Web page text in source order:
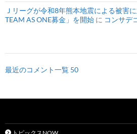
Ｊリーグが令和8年熊本地震による被害
TEAM AS ONE募金」を開始 に コンサデ
最近のコメント一覧 50